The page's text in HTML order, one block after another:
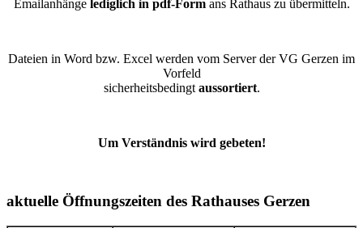
Emailanhänge lediglich in pdf-Formans Rathaus zu übermitteln.
Dateien in Word bzw. Excel werden vom Server der VG Gerzen im
Vorfeld
sicherheitsbedingt aussortiert.
Um Verständnis wird gebeten!
aktuelle Öffnungszeiten des Rathauses Gerzen